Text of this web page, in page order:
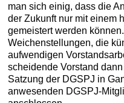
man sich einig, dass die
der Zukunft nur mit einem
gemeistert werden
Weichenstellungen, die
aufwendigen
scheidende Vorstand
Satzung der DGSPJ in
anwesenden DGSPJ-